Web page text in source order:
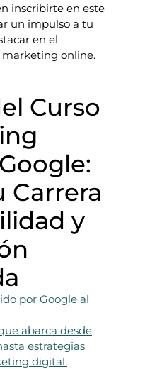
inscribirte en este
un impulso a tu
en el
online.
Curso
Carrera
y
por Google al
abarca desde
estrategias
digital.